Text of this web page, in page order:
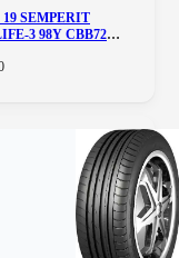
19 SEMPERIT
3 98Y CBB72